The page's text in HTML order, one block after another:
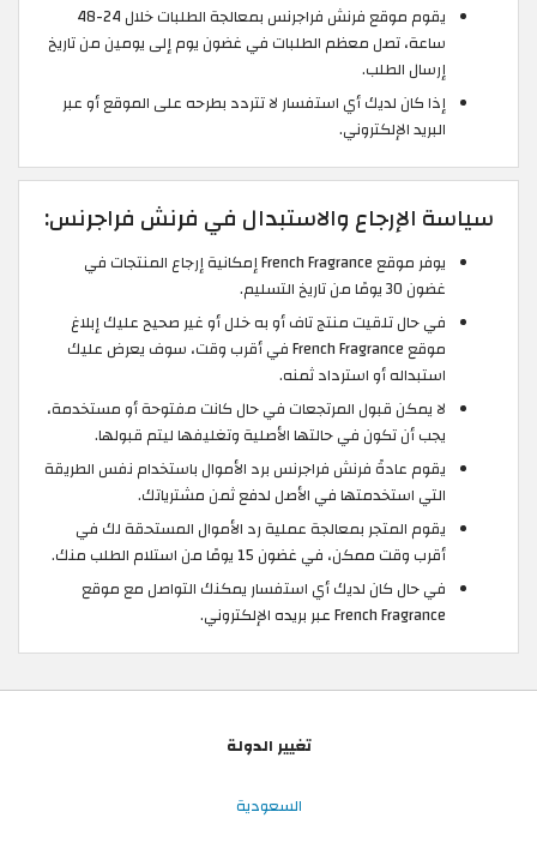
يقوم موقع فرنش فراجرنس بمعالجة الطلبات خلال 24-48
ساعة، تصل معظم الطلبات في غضون يوم إلى يومين من تاريخ
إرسال الطلب.
إذا كان لديك أي استفسار لا تتردد بطرحه على الموقع أو عبر
البريد الإلكتروني.
سياسة الإرجاع والاستبدال في فرنش فراجرنس:
يوفر موقع French Fragrance إمكانية إرجاع المنتجات في
غضون 30 يومًا من تاريخ التسليم.
في حال تلقيت منتج تاف أو به خلل أو غير صحيح عليك إبلاغ
موقع French Fragrance في أقرب وقت، سوف يعرض عليك
استبداله أو استرداد ثمنه.
لا يمكن قبول المرتجعات في حال كانت مفتوحة أو مستخدمة،
يجب أن تكون في حالتها الأصلية وتغليفها ليتم قبولها.
يقوم عادةً فرنش فراجرنس برد الأموال باستخدام نفس الطريقة
التي استخدمتها في الأصل لدفع ثمن مشترياتك.
يقوم المتجر بمعالجة عملية رد الأموال المستحقة لك في
أقرب وقت ممكن، في غضون 15 يومًا من استلام الطلب منك.
في حال كان لديك أي استفسار يمكنك التواصل مع موقع
French Fragrance عبر بريده الإلكتروني.
تغيير الدولة
السعودية